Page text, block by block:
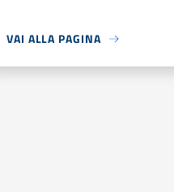
VAI ALLA PAGINA